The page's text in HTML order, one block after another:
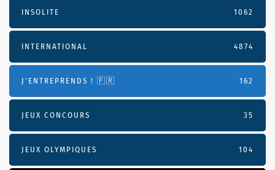
INSOLITE 1062
INTERNATIONAL 4874
J'ENTREPRENDS ! 🇫🇷 162
JEUX CONCOURS 35
JEUX OLYMPIQUES 104